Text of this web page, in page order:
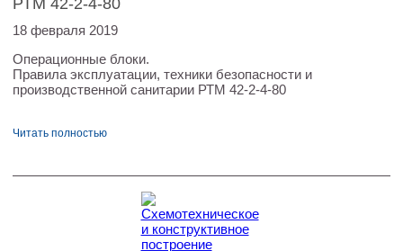
18 февраля 2019
Операционные блоки.
Правила эксплуатации, техники безопасности и
производственной санитарии РТМ 42-2-4-80
Читать полностью